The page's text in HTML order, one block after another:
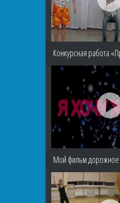
Конкурсная работа
Мой фильм